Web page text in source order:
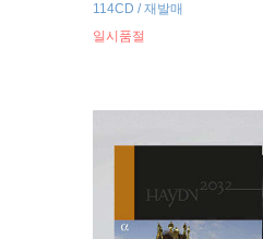
일시품절
114CD / 재발매